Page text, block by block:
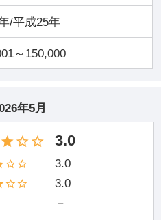
/平成25年
～150,000
年5月
3.0
3.0
3.0
－